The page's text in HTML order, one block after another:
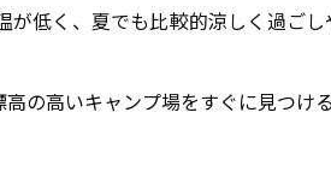
低く、夏でも比較的涼しく過ご
の高いキャンプ場をすぐに見つけ